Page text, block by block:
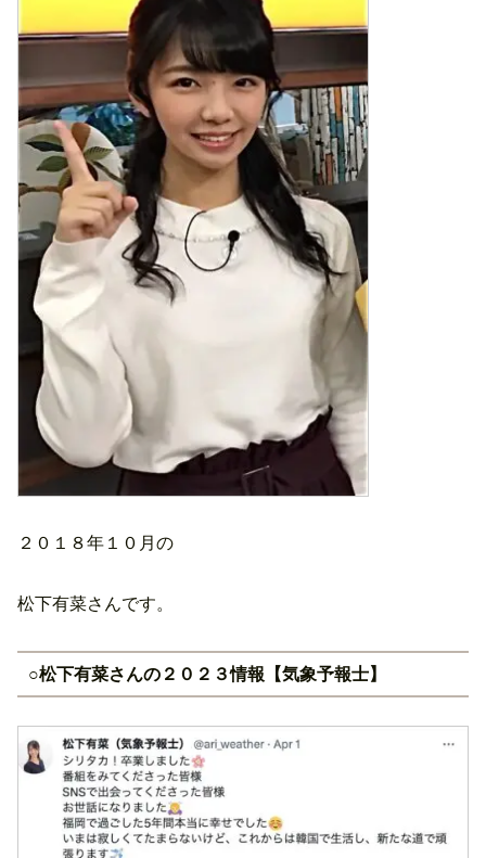
２０１８年１０月の
松下有菜さんです。
○松下有菜さんの２０２３情報【気象予報士】